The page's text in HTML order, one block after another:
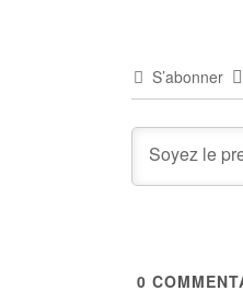
S’abonner
0